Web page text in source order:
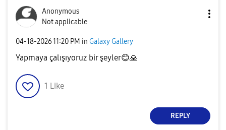
Anonymous
Not applicable
‎04-18-202611:20 PM in Galaxy Gallery
Yapmaya çalışıyoruz bir şeyler😊🙏
1 Like
REPLY